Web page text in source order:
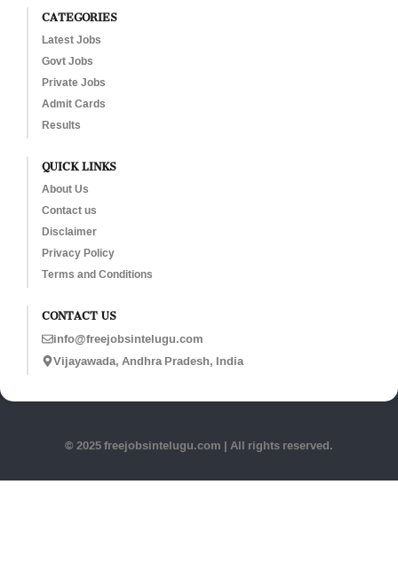
CATEGORIES
Latest Jobs
Govt Jobs
Private Jobs
Admit Cards
Results
QUICK LINKS
About Us
Contact us
Disclaimer
Privacy Policy
Terms and Conditions
CONTACT US
info@freejobsintelugu.com
Vijayawada, Andhra Pradesh, India
© 2025 freejobsintelugu.com | All rights reserved.